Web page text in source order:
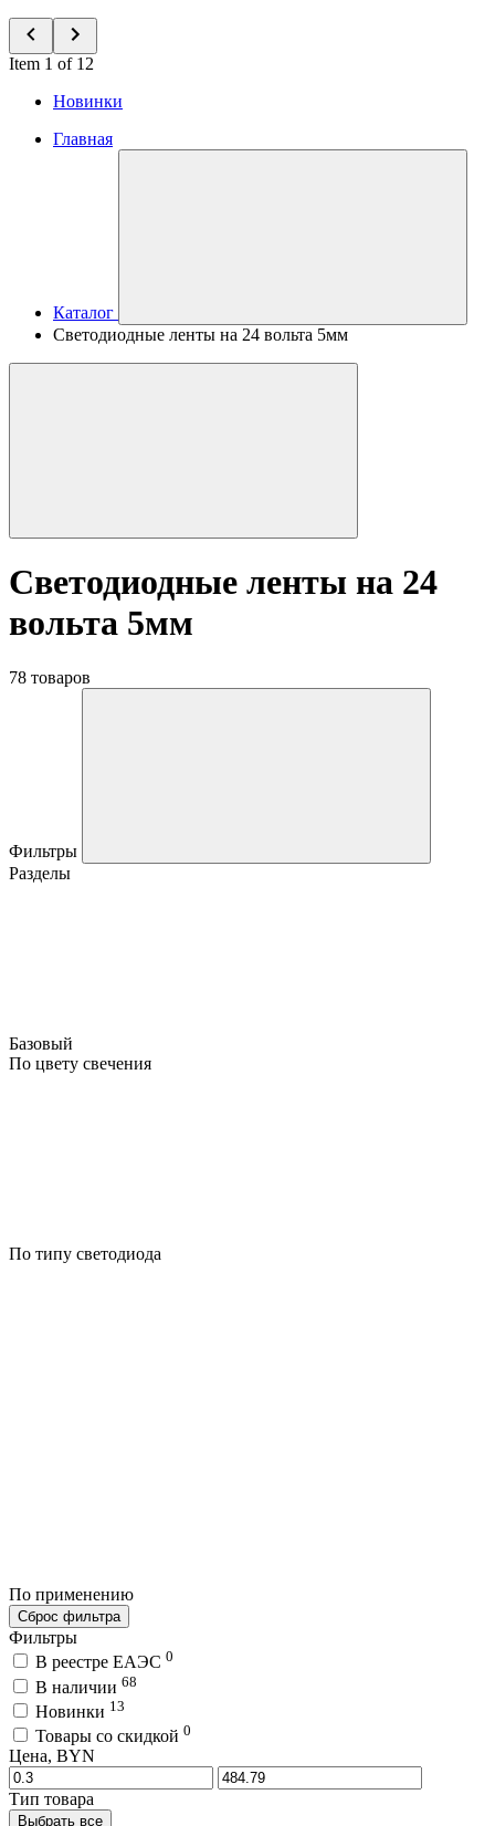
Item 1 of 12
Новинки
Главная
Каталог
Светодиодные ленты на 24 вольта 5мм
Светодиодные ленты на 24
вольта 5мм
78 товаров
Фильтры
Разделы
Базовый
По цвету свечения
По типу светодиода
По применению
Сброс фильтра
Фильтры
В реестре ЕАЭС 0
В наличии 68
Новинки 13
Товары со скидкой 0
Цена, BYN
Тип товара
Выбрать все